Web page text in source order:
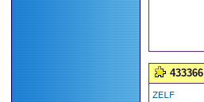
433366
ZELF